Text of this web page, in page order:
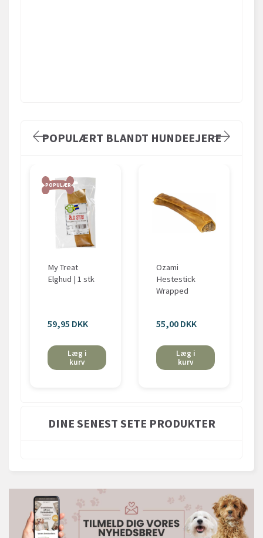
POPULÆRT BLANDT HUNDEEJERE
POPULÆR
My Treat
Elghud | 1 stk
59,95 DKK
Læg i
kurv
Ozami
Hestestick
Wrapped
55,00 DKK
Læg i
kurv
DINE SENEST SETE PRODUKTER